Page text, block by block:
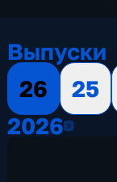
Выпуски
26
25
20262026